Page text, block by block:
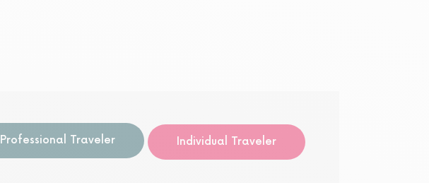
Professional Traveler
Individual Traveler